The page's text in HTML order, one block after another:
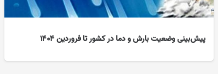
پیش‌بینی وضعیت بارش و دما در کشور تا فروردین ۱۴۰۴